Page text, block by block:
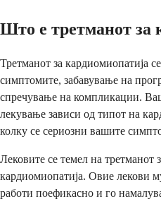
Што е третманот за
Третманот за кардиомиопатија
симптомите, забавување на
спречување на компликации.
лекување зависи од типот на
колку се сериозни вашите
Лековите се темел на третманот
кардиомиопатија. Овие лекови
работи поефикасно и го